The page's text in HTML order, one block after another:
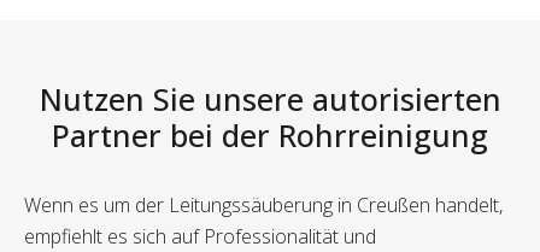
Nutzen Sie unsere autorisierten
Partner bei der Rohrreinigung
Wenn es um der Leitungssäuberung in Creußen handelt,
empfiehlt es sich auf Professionalität und